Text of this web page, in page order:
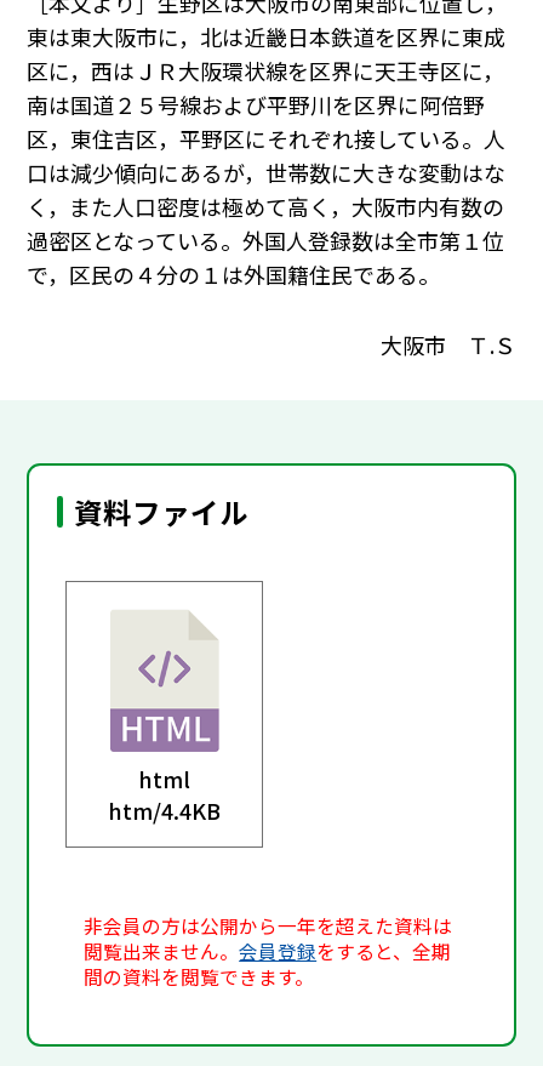
東は東大阪市に，北は近畿日本鉄道を区界に東成
区に，西はＪＲ大阪環状線を区界に天王寺区に，
南は国道２５号線および平野川を区界に阿倍野
区，東住吉区，平野区にそれぞれ接している。人
口は減少傾向にあるが，世帯数に大きな変動はな
く，また人口密度は極めて高く，大阪市内有数の
過密区となっている。外国人登録数は全市第１位
で，区民の４分の１は外国籍住民である。
大阪市 Ｔ.Ｓ
資料ファイル
html
htm/4.4KB
非会員の方は公開から一年を超えた資料は
閲覧出来ません。会員登録をすると、全期
間の資料を閲覧できます。